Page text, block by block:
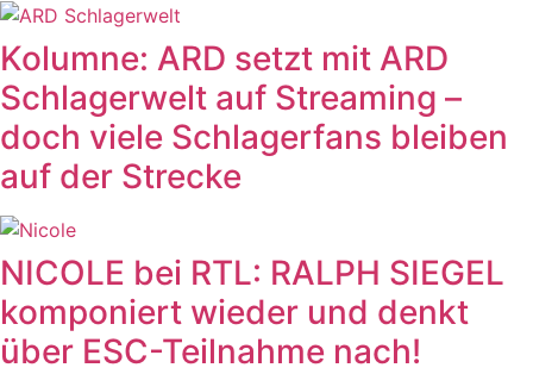
Kolumne: ARD setzt mit ARD
Schlagerwelt auf Streaming –
doch viele Schlagerfans bleiben
auf der Strecke
NICOLE bei RTL: RALPH SIEGEL
komponiert wieder und denkt
über ESC-Teilnahme nach!